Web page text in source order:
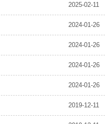
2025-02-11
2024-01-26
2024-01-26
2024-01-26
2024-01-26
2019-12-11